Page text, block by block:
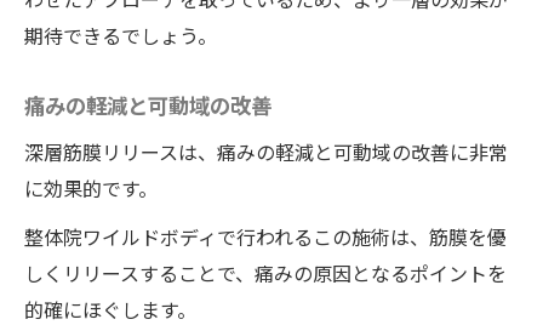
期待できるでしょう。
痛みの軽減と可動域の改善
深層筋膜リリースは、痛みの軽減と可動域の改善に非常
に効果的です。
整体院ワイルドボディで行われるこの施術は、筋膜を優
しくリリースすることで、痛みの原因となるポイントを
的確にほぐします。